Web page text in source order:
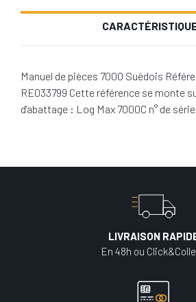
Manuel de pièces 7000 Suèdois
RE033799 Cette référence se monte
d'abattage : Log Max 7000C n° de
LIVRAISON
En 48h ou